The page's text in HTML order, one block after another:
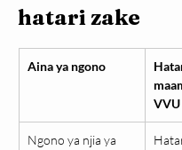
hatari zake
Aina ya ngono
VVU
Ngono ya njia ya